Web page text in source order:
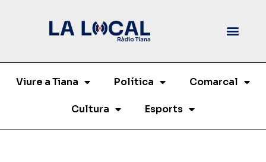
Viure a Tiana Política Comarcal
Cultura Esports